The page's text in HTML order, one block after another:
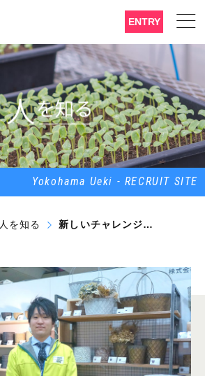
ENTRY
Yokohama Ueki - RECRUIT SITE
人を知る 新しいチャレンジが刺激になりモチベーションアップに繋がっています。